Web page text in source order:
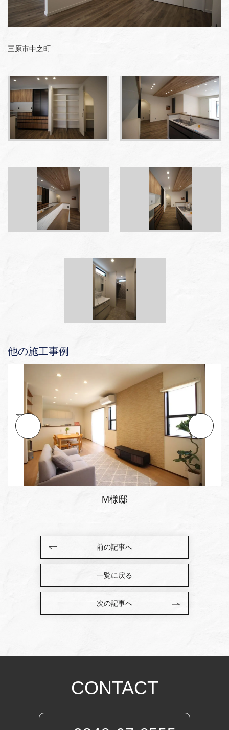
三原市中之町
他の施工事例
M様邸
前の記事へ
一覧に戻る
次の記事へ
CONTACT